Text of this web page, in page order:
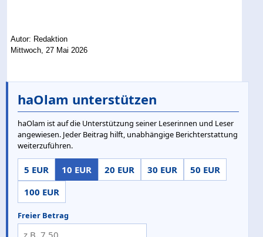
Autor: Redaktion
Mittwoch, 27 Mai 2026
haOlam unterstützen
haOlam ist auf die Unterstützung seiner Leserinnen und Leser
angewiesen. Jeder Beitrag hilft, unabhängige Berichterstattung
weiterzuführen.
5 EUR 10 EUR 20 EUR 30 EUR
50 EUR
100 EUR
Freier Betrag